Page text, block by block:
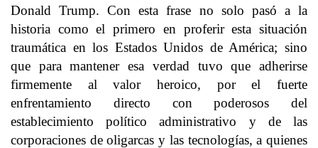
DonaldTrump. Con esta frase no solo pasó a la
historia como el primero en proferir esta situación
traumática en los Estados Unidos de América; sino
que para mantener esa verdad tuvo que adherirse
firmemente al valor heroico, por el fuerte
enfrentamiento directo con poderosos del
establecimiento político administrativo y de las
corporaciones de oligarcas y las tecnologías, a quienes